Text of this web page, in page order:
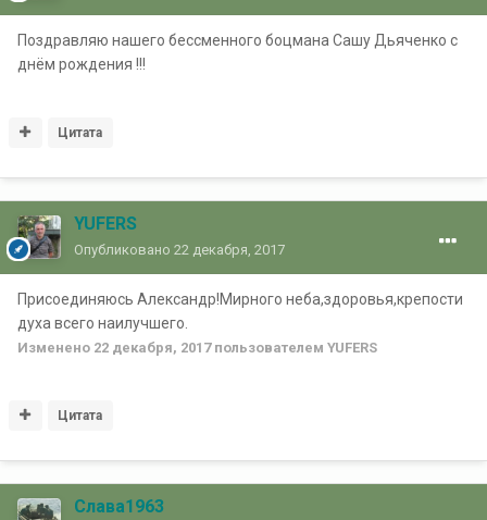
Поздравляю нашего бессменного боцмана Сашу Дьяченко с
днём рождения !!!
Цитата
YUFERS
Опубликовано 22 декабря, 2017
Присоединяюсь Александр!Мирного неба,здоровья,крепости
духа всего наилучшего.
Изменено 22 декабря, 2017пользователем YUFERS
Цитата
Слава1963